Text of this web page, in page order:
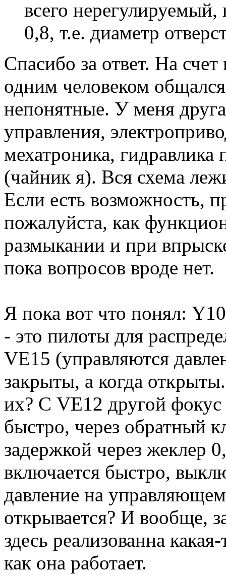
всего нерегулируемый,
0,8, т.е. диаметр
Спасибо за ответ. На
одним человеком
непонятные. У меня
управления,
мехатроника,
(чайник я). Вся схема
Если есть возможность,
пожалуйста, как
размыкании и при
пока вопросов вроде нет.
Я пока вот что понял:
- это пилоты для
VE15 (управляются
закрыты, а когда
их? С VE12 другой
быстро, через обратный
задержкой через жеклер
включается быстро,
давление на
открывается? И вообще,
здесь реализованна
как она работает.